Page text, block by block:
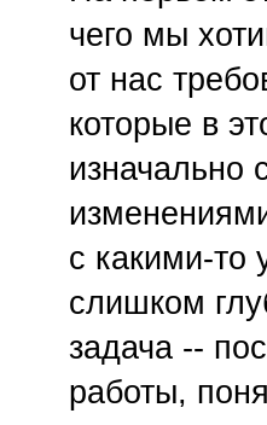
чего мы
от нас
которые в
изначально
с какими-то
слишком
задача --
работы,